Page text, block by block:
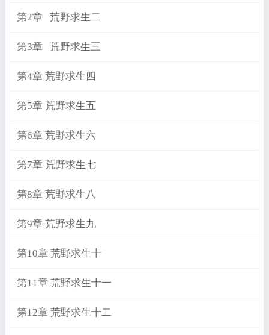
第2章 荒野求生二
第3章 荒野求生三
第4章 荒野求生四
第5章 荒野求生五
第6章 荒野求生六
第7章 荒野求生七
第8章 荒野求生八
第9章 荒野求生九
第10章 荒野求生十
第11章 荒野求生十一
第12章 荒野求生十二